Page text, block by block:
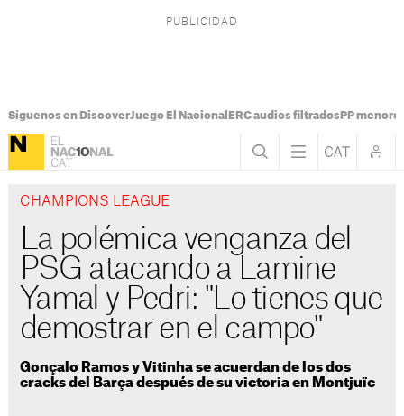
Síguenos en DiscoverJuego El Nacional ERC audios filtradosPP
CHAMPIONS LEAGUE
La polémica venganza del
PSG atacando a Lamine
Yamal y Pedri: "Lo tienes que
demostrar en el campo"
Gonçalo Ramos y Vitinha se acuerdan de los dos
cracks del Barça después de su victoria en Montjuïc